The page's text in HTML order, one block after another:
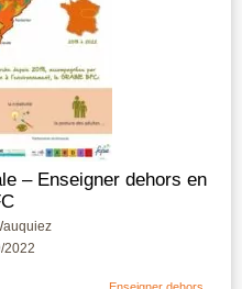
– Enseigner dehors en
2022